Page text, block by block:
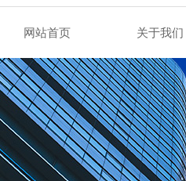
网站首页 关于我们